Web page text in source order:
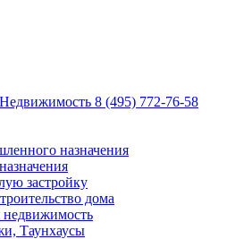
8 (495) 772-76-58
назначения
застройку
дома
недвижимость
Таунхаусы